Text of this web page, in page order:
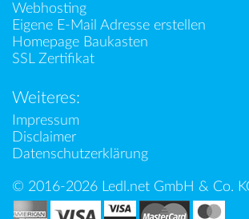
Webhosting
Eigene E-Mail Adresse erstellen
Homepage Baukasten
SSL Zertifikat
Weiteres:
Impressum
Disclaimer
Datenschutzerklärung
© 2016-2026 Ledl.net GmbH & Co.